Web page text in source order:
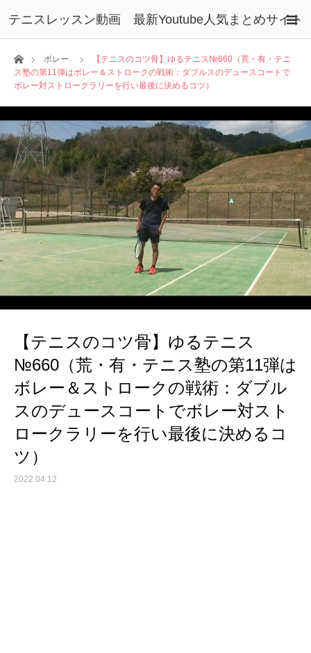
テニスレッスン動画 最新Youtube人気まとめサイト
ホームボレー
【テニスのコツ骨】ゆるテニス№660（荒・有・テニ
ス塾の第11弾はボレー＆ストロークの戦術：ダブルスのデュースコートで
ボレー対ストロークラリーを行い最後に決めるコツ）
【テニスのコツ骨】ゆるテニス
№660（荒・有・テニス塾の第11弾は
ボレー＆ストロークの戦術：ダブル
スのデュースコートでボレー対スト
ロークラリーを行い最後に決めるコ
ツ）
2022.04.12